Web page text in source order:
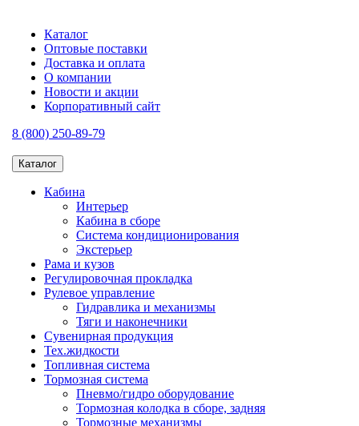
Каталог
Оптовые поставки
Доставка и оплата
О компании
Новости и акции
Корпоративный сайт
8 (800) 250-89-79
Каталог
Кабина
Интерьер
Кабина в сборе
Система кондиционирования
Экстерьер
Рама и кузов
Регулировочная прокладка
Рулевое управление
Гидравлика и механизмы
Тяги и наконечники
Сувенирная продукция
Тех.жидкости
Топливная система
Тормозная система
Пневмо/гидро оборудование
Тормозная колодка в сборе, задняя
Тормозные механизмы